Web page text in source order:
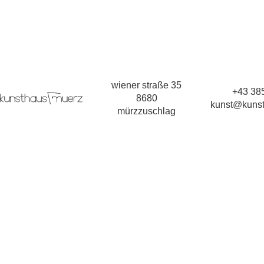
wiener straße 35
8680
mürzzuschlag
+43